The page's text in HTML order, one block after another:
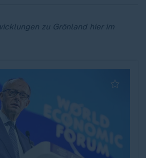
zu Grönland hier im